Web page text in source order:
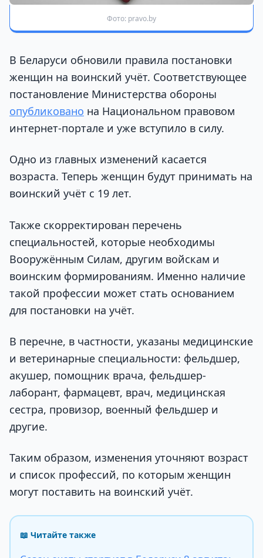
Фото: pravo.by
В Беларуси обновили правила постановки
женщин на воинский учёт. Соответствующее
постановление Министерства обороны
опубликовано на Национальном правовом
интернет-портале и уже вступило в силу.
Одно из главных изменений касается
возраста. Теперь женщин будут принимать на
воинский учёт с 19 лет.
Также скорректирован перечень
специальностей, которые необходимы
Вооружённым Силам, другим войскам и
воинским формированиям. Именно наличие
такой профессии может стать основанием
для постановки на учёт.
В перечне, в частности, указаны медицинские
и ветеринарные специальности: фельдшер,
акушер, помощник врача, фельдшер-
лаборант, фармацевт, врач, медицинская
сестра, провизор, военный фельдшер и
другие.
Таким образом, изменения уточняют возраст
и список профессий, по которым женщин
могут поставить на воинский учёт.
📖 Читайте также